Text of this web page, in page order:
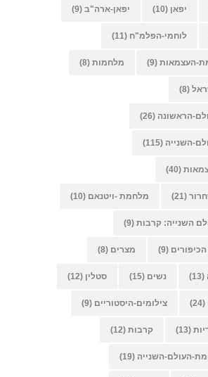
יפאן (10) יפאן-ארה"ב (9)
לוחמי-הפלמ"ח (11)
העצמאות (9) מלחמות (8)
(8)
הראשונה (26)
השנייה (115)
(40)
(21) מלחמת -ויטנאם (10)
השנייה: קרבות (9)
(9) מצרים (8)
(13) נשים (15) סטלין (12)
(24) צילומים-היסטוריים (9)
(13) קרבות (12)
העולם-השנייה (19)